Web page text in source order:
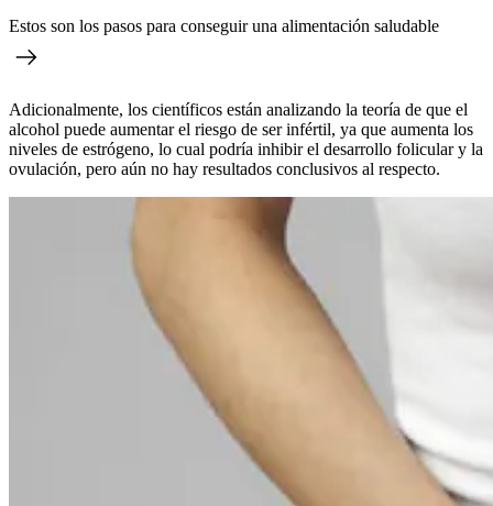
Estos son los pasos para conseguir una alimentación saludable
Adicionalmente, los científicos están analizando la teoría de que el
alcohol puede aumentar el riesgo de ser infértil, ya que aumenta los
niveles de estrógeno, lo cual podría inhibir el desarrollo folicular y la
ovulación, pero aún no hay resultados conclusivos al respecto.